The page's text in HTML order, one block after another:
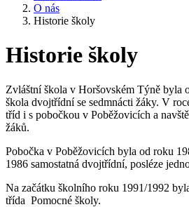
O nás
Historie školy
Historie školy
Zvláštní škola v Horšovském Týně byla
škola dvojtřídní se sedmnácti žáky. V
tříd i s pobočkou v Poběžovicích a
žáků.
Pobočka v Poběžovicích byla od roku
1986 samostatná dvojtřídní, posléze
Na začátku školního roku 1991/1992
třída Pomocné školy.